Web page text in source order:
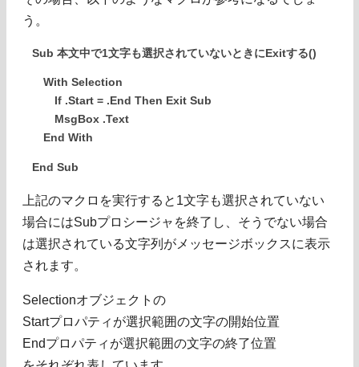
う。
Sub 本文中で1文字も選択されていないときにExitする()
With Selection
If .Start = .End Then Exit Sub
MsgBox .Text
End With
End Sub
上記のマクロを実行すると1文字も選択されていない
場合にはSubプロシージャを終了し、そうでない場合
は選択されている文字列がメッセージボックスに表示
されます。
Selectionオブジェクトの
Startプロパティが選択範囲の文字の開始位置
Endプロパティが選択範囲の文字の終了位置